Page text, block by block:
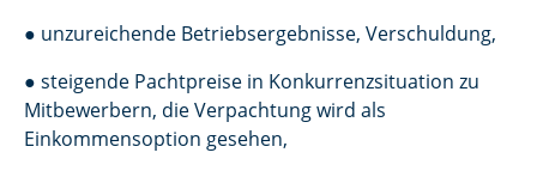
● unzureichende Betriebsergebnisse, Verschuldung,
● steigende Pachtpreise in Konkurrenzsituation zu
Mitbewerbern, die Verpachtung wird als
Einkommensoption gesehen,